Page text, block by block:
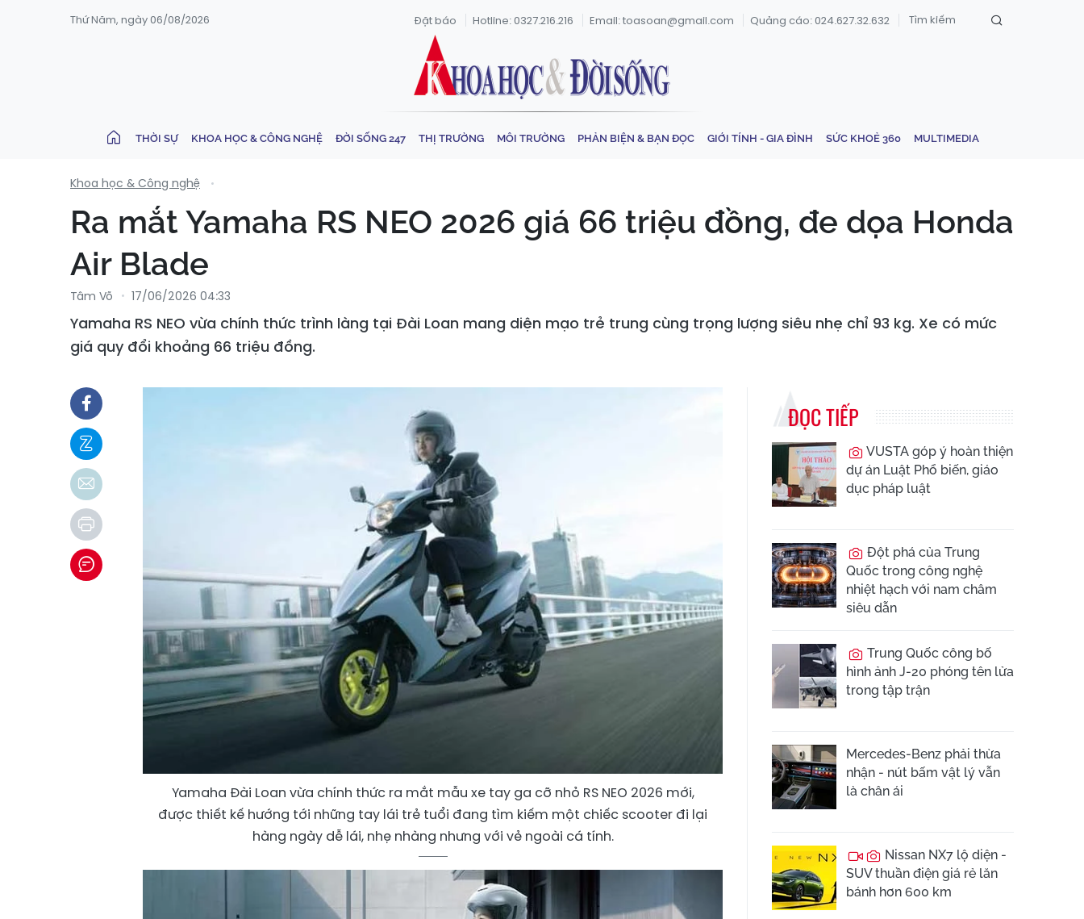
Thứ Năm, ngày 06/08/2026 Đặt báo Hotline: 0327.216.216 Email: toasoan@gmail.com Quảng cáo: 024.627.32.632
THỜI SỰ KHOA HỌC & CÔNG NGHỆ ĐỜI SỐNG 247 THỊ TRƯỜNG MÔI TRƯỜNG PHẢN BIỆN & BẠN ĐỌC GIỚI TÍNH - GIA ĐÌNH SỨC KHOẺ 360 MULTIMEDIA
Khoa học & Công nghệ
Ra mắt Yamaha RS NEO 2026 giá 66 triệu đồng, đe dọa Honda
Air Blade
Tâm Võ 17/06/2026 04:33
Yamaha RS NEO vừa chính thức trình làng tại Đài Loan mang diện mạo trẻ trung cùng trọng lượng siêu nhẹ chỉ 93 kg. Xe có mức
giá quy đổi khoảng 66 triệu đồng.
Yamaha Đài Loan vừa chính thức ra mắt mẫu xe tay ga cỡ nhỏ RS NEO 2026 mới,
được thiết kế hướng tới những tay lái trẻ tuổi đang tìm kiếm một chiếc scooter đi lại
hàng ngày dễ lái, nhẹ nhàng nhưng với vẻ ngoài cá tính.
ĐỌC TIẾP
VUSTA góp ý hoàn thiện
dự án Luật Phổ biến, giáo
dục pháp luật
Đột phá của Trung
Quốc trong công nghệ
nhiệt hạch với nam châm
siêu dẫn
Trung Quốc công bố
hình ảnh J-20 phóng tên lửa
trong tập trận
Mercedes-Benz phải thừa
nhận - nút bấm vật lý vẫn
là chân ái
Nissan NX7 lộ diện -
SUV thuần điện giá rẻ lăn
bánh hơn 600 km